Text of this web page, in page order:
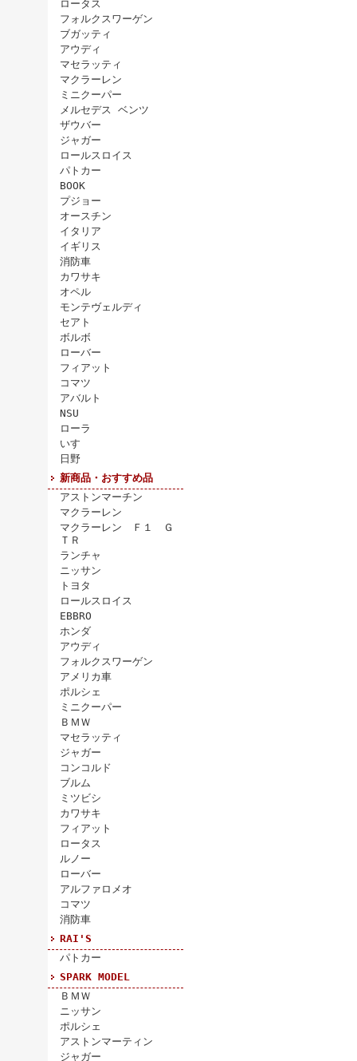
ロータス
フォルクスワーゲン
ブガッティ
アウディ
マセラッティ
マクラーレン
ミニクーパー
メルセデス ベンツ
ザウバー
ジャガー
ロールスロイス
パトカー
BOOK
プジョー
オースチン
イタリア
イギリス
消防車
カワサキ
オペル
モンテヴェルディ
セアト
ボルボ
ローバー
フィアット
コマツ
アバルト
NSU
ローラ
いすゞ
日野
新商品・おすすめ品
アストンマーチン
マクラーレン
マクラーレン Ｆ１ Ｇ
ＴＲ
ランチャ
ニッサン
トヨタ
ロールスロイス
EBBRO
ホンダ
アウディ
フォルクスワーゲン
アメリカ車
ポルシェ
ミニクーパー
ＢＭＷ
マセラッティ
ジャガー
コンコルド
ブルム
ミツビシ
カワサキ
フィアット
ロータス
ルノー
ローバー
アルファロメオ
コマツ
消防車
RAI'S
パトカー
SPARK MODEL
ＢＭＷ
ニッサン
ポルシェ
アストンマーティン
ジャガー